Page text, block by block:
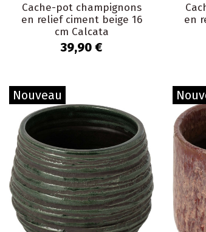
Cache-pot champignons
en relief ciment beige 16
cm Calcata
39,90 €
en
Nouveau